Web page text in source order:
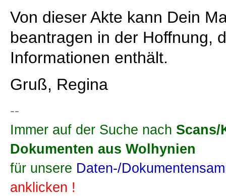
Von dieser Akte kann Dein
beantragen in der Hoffnung,
Informationen enthält.
Gruß, Regina
--
Immer auf der Suche nach Scans/
Dokumenten aus Wolhynien
für unsere Daten-/
anklicken !